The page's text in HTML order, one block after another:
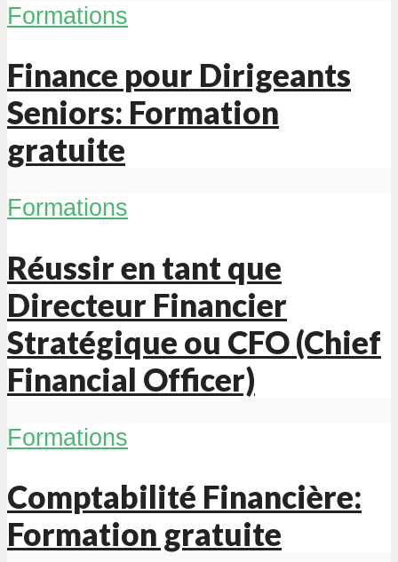
Formations
Finance pour Dirigeants
Seniors: Formation
gratuite
Formations
Réussir en tant que
Directeur Financier
Stratégique ou CFO (Chief
Financial Officer)
Formations
Comptabilité Financière:
Formation gratuite